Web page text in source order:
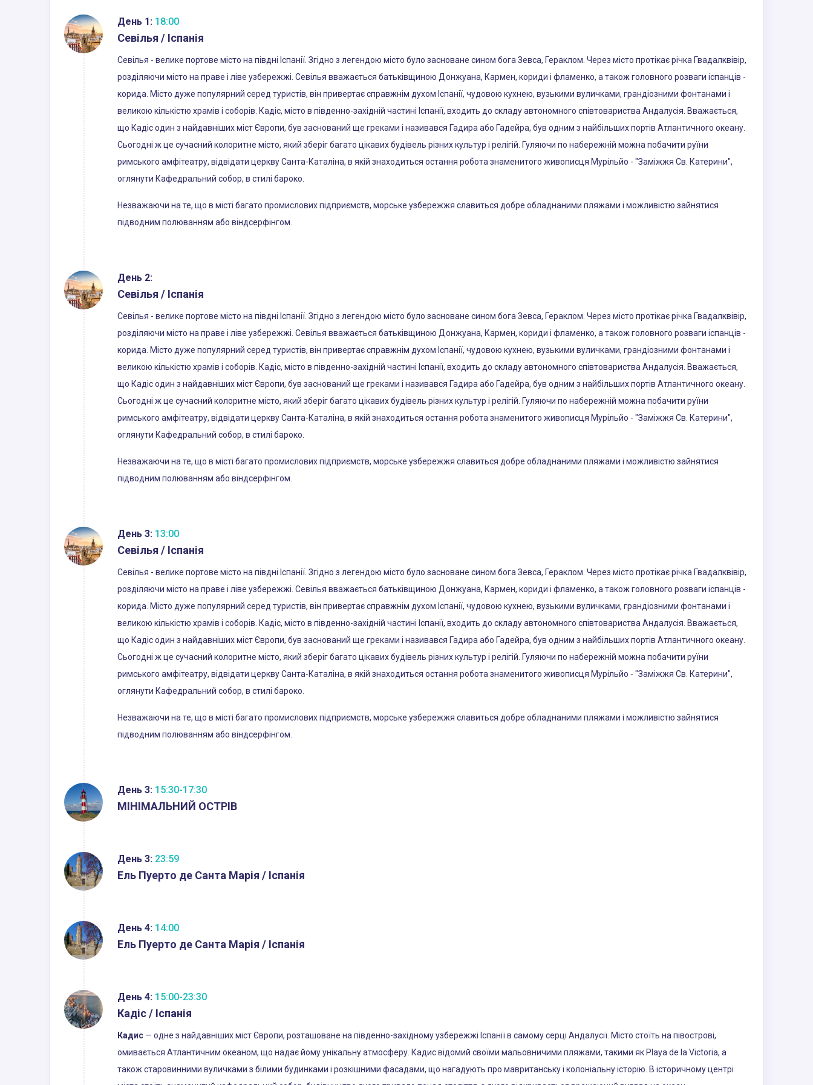
День 1: 18:00
Севілья / Іспанія
Севілья - велике портове місто на півдні Іспанії. Згідно з легендою місто було засноване сином бога Зевса, Гераклом. Через місто протікає річка Гвадалквівір,
розділяючи місто на праве і ліве узбережжі. Севілья вважається батьківщиною Донжуана, Кармен, кориди і фламенко, а також головного розваги іспанців -
корида. Місто дуже популярний серед туристів, він привертає справжнім духом Іспанії, чудовою кухнею, вузькими вуличками, грандіозними фонтанами і
великою кількістю храмів і соборів. Кадіс, місто в південно-західній частині Іспанії, входить до складу автономного співтовариства Андалусія. Вважається,
що Кадіс один з найдавніших міст Європи, був заснований ще греками і називався Гадира або Гадейра, був одним з найбільших портів Атлантичного океану.
Сьогодні ж це сучасний колоритне місто, який зберіг багато цікавих будівель різних культур і релігій. Гуляючи по набережній можна побачити руїни
римського амфітеатру, відвідати церкву Санта-Каталіна, в якій знаходиться остання робота знаменитого живописця Мурільйо - "Заміжжя Св. Катерини",
оглянути Кафедральний собор, в стилі бароко.
Незважаючи на те, що в місті багато промислових підприємств, морське узбережжя славиться добре обладнаними пляжами і можливістю зайнятися
підводним полюванням або віндсерфінгом.
День 2:
Севілья / Іспанія
Севілья - велике портове місто на півдні Іспанії. Згідно з легендою місто було засноване сином бога Зевса, Гераклом. Через місто протікає річка Гвадалквівір,
розділяючи місто на праве і ліве узбережжі. Севілья вважається батьківщиною Донжуана, Кармен, кориди і фламенко, а також головного розваги іспанців -
корида. Місто дуже популярний серед туристів, він привертає справжнім духом Іспанії, чудовою кухнею, вузькими вуличками, грандіозними фонтанами і
великою кількістю храмів і соборів. Кадіс, місто в південно-західній частині Іспанії, входить до складу автономного співтовариства Андалусія. Вважається,
що Кадіс один з найдавніших міст Європи, був заснований ще греками і називався Гадира або Гадейра, був одним з найбільших портів Атлантичного океану.
Сьогодні ж це сучасний колоритне місто, який зберіг багато цікавих будівель різних культур і релігій. Гуляючи по набережній можна побачити руїни
римського амфітеатру, відвідати церкву Санта-Каталіна, в якій знаходиться остання робота знаменитого живописця Мурільйо - "Заміжжя Св. Катерини",
оглянути Кафедральний собор, в стилі бароко.
Незважаючи на те, що в місті багато промислових підприємств, морське узбережжя славиться добре обладнаними пляжами і можливістю зайнятися
підводним полюванням або віндсерфінгом.
День 3: 13:00
Севілья / Іспанія
Севілья - велике портове місто на півдні Іспанії. Згідно з легендою місто було засноване сином бога Зевса, Гераклом. Через місто протікає річка Гвадалквівір,
розділяючи місто на праве і ліве узбережжі. Севілья вважається батьківщиною Донжуана, Кармен, кориди і фламенко, а також головного розваги іспанців -
корида. Місто дуже популярний серед туристів, він привертає справжнім духом Іспанії, чудовою кухнею, вузькими вуличками, грандіозними фонтанами і
великою кількістю храмів і соборів. Кадіс, місто в південно-західній частині Іспанії, входить до складу автономного співтовариства Андалусія. Вважається,
що Кадіс один з найдавніших міст Європи, був заснований ще греками і називався Гадира або Гадейра, був одним з найбільших портів Атлантичного океану.
Сьогодні ж це сучасний колоритне місто, який зберіг багато цікавих будівель різних культур і релігій. Гуляючи по набережній можна побачити руїни
римського амфітеатру, відвідати церкву Санта-Каталіна, в якій знаходиться остання робота знаменитого живописця Мурільйо - "Заміжжя Св. Катерини",
оглянути Кафедральний собор, в стилі бароко.
Незважаючи на те, що в місті багато промислових підприємств, морське узбережжя славиться добре обладнаними пляжами і можливістю зайнятися
підводним полюванням або віндсерфінгом.
День 3: 15:30-17:30
МІНІМАЛЬНИЙ ОСТРІВ
День 3: 23:59
Ель Пуерто де Санта Марія / Іспанія
День 4: 14:00
Ель Пуерто де Санта Марія / Іспанія
День 4: 15:00-23:30
Кадіс / Іспанія
Кадис — одне з найдавніших міст Європи, розташоване на південно-західному узбережжі Іспанії в самому серці Андалусії. Місто стоїть на півострові,
омивається Атлантичним океаном, що надає йому унікальну атмосферу. Кадис відомий своїми мальовничими пляжами, такими як Playa de la Victoria, а
також старовинними вуличками з білими будинками і розкішними фасадами, що нагадують про мавританську і колоніальну історію. В історичному центрі